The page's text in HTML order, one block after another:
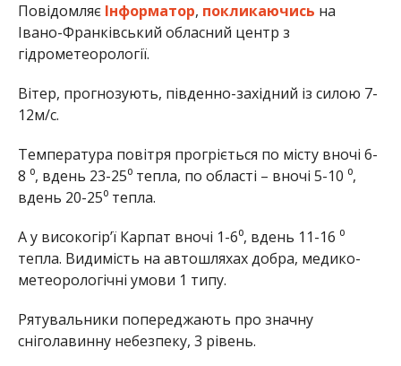
Повідомляє Інформатор, покликаючись на
Івано-Франківський обласний центр з
гідрометеорології.
Вітер, прогнозують, південно-західний із силою 7-
12м/с.
Температура повітря прогріється по місту вночі 6-
8 ⁰, вдень 23-25⁰ тепла, по області – вночі 5-10 ⁰,
вдень 20-25⁰ тепла.
А у високогір’ї Карпат вночі 1-6⁰, вдень 11-16 ⁰
тепла. Видимість на автошляхах добра, медико-
метеорологічні умови 1 типу.
Рятувальники попереджають про значну
сніголавинну небезпеку, 3 рівень.